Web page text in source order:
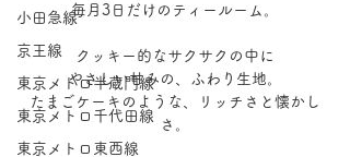
小田急線
京王線
東京メトロ半蔵門線
東京メトロ千代田線
東京メトロ東西線
毎月3日だけのティールーム。
クッキー的なサクサクの中に
やさしい甘みの、ふわり生地。
たまごケーキのような、リッチさと懐かし
さ。